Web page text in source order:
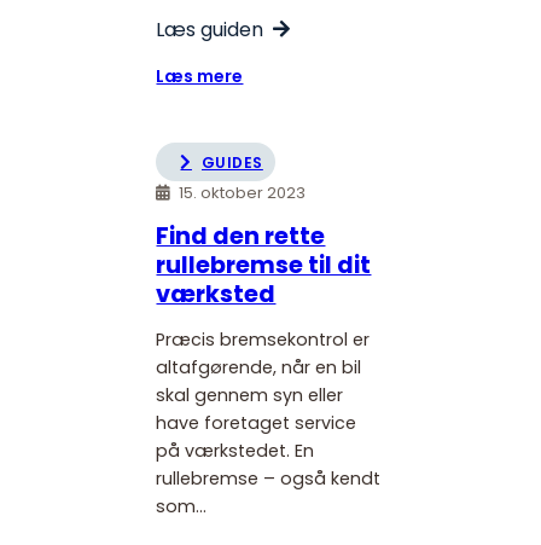
Læs guiden
Læs mere
bil
–
den
bedste
løsning
GUIDES
15. oktober 2023
Find den rette
rullebremse til dit
værksted
Præcis bremsekontrol er
altafgørende, når en bil
skal gennem syn eller
have foretaget service
på værkstedet. En
rullebremse – også kendt
som…